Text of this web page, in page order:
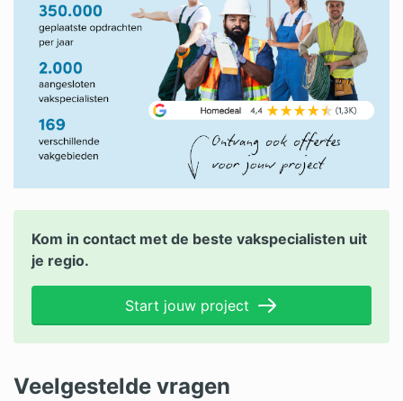
Kom in contact met de beste vakspecialisten uit
je regio.
Start jouw project
Veelgestelde vragen